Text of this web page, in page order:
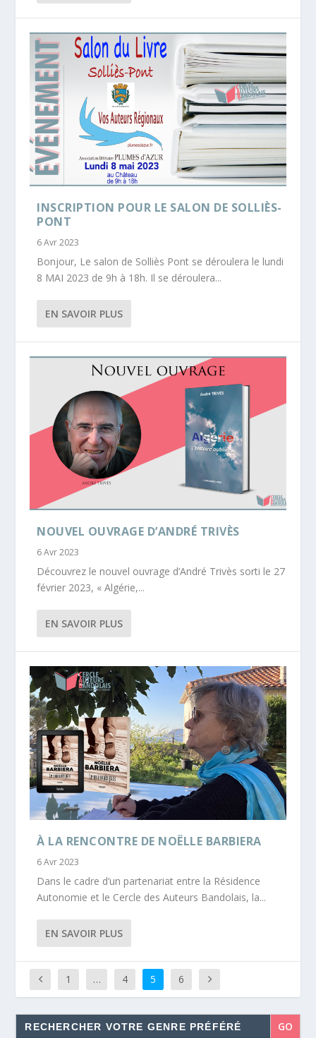
INSCRIPTION POUR LE SALON DE SOLLIÈS-
PONT
6 Avr 2023
Bonjour, Le salon de Solliès Pont se déroulera le lundi
8 MAI 2023 de 9h à 18h. Il se déroulera...
EN SAVOIR PLUS
NOUVEL OUVRAGE D’ANDRÉ TRIVÈS
6 Avr 2023
Découvrez le nouvel ouvrage d’André Trivès sorti le 27
février 2023, « Algérie,...
EN SAVOIR PLUS
À LA RENCONTRE DE NOËLLE BARBIERA
6 Avr 2023
Dans le cadre d’un partenariat entre la Résidence
Autonomie et le Cercle des Auteurs Bandolais, la...
EN SAVOIR PLUS
1 … 4 5 6
Search
for: